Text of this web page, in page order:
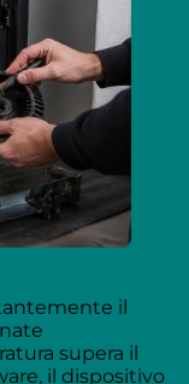
il
supera il
il dispositivo